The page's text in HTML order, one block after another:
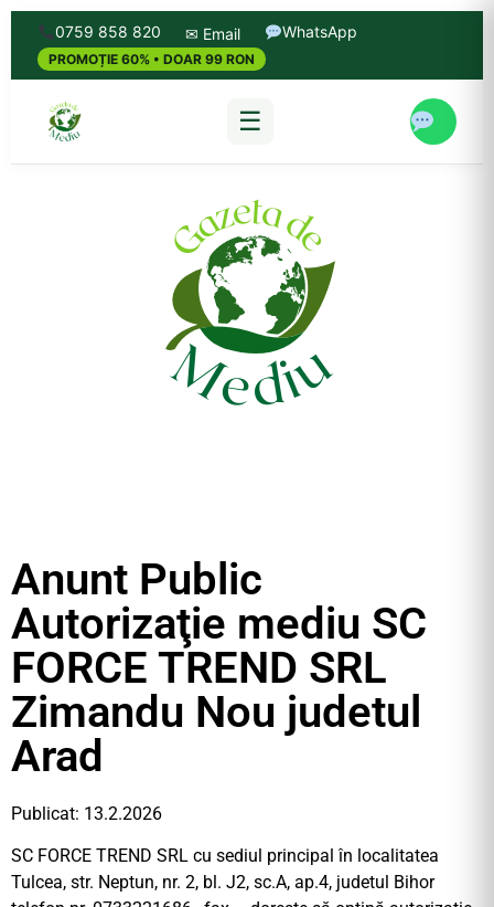
0759 858 820 ✉ Email WhatsApp
PROMOȚIE 60% • DOAR 99 RON
☰
Anunt Public
Autorizaţie mediu SC
FORCE TREND SRL
Zimandu Nou judetul
Arad
Publicat: 13.2.2026
SC FORCE TREND SRL cu sediul principal în localitatea
Tulcea, str. Neptun, nr. 2, bl. J2, sc.A, ap.4, judetul Bihor